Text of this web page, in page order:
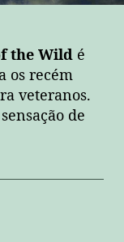
the Wild é
os recém
veteranos.
de